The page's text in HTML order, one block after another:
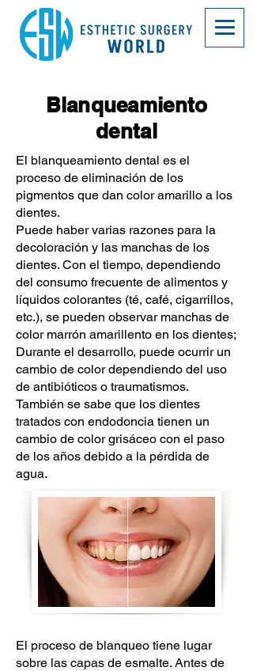
Blanqueamiento
dental
El blanqueamiento dental es el
proceso de eliminación de los
pigmentos que dan color amarillo a los
dientes.
Puede haber varias razones para la
decoloración y las manchas de los
dientes. Con el tiempo, dependiendo
del consumo frecuente de alimentos y
líquidos colorantes (té, café, cigarrillos,
etc.), se pueden observar manchas de
color marrón amarillento en los dientes;
Durante el desarrollo, puede ocurrir un
cambio de color dependiendo del uso
de antibióticos o traumatismos.
También se sabe que los dientes
tratados con endodoncia tienen un
cambio de color grisáceo con el paso
de los años debido a la pérdida de
agua.
El proceso de blanqueo tiene lugar
sobre las capas de esmalte. Antes de